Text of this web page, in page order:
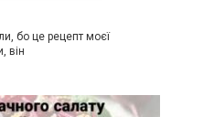
бо це рецепт моєї
він